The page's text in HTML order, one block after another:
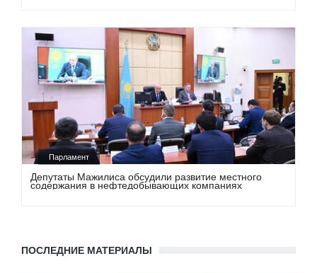
Парламент
Депутаты Мажилиса обсудили развитие местного
содержания в нефтедобывающих компаниях
ПОСЛЕДНИЕ МАТЕРИАЛЫ